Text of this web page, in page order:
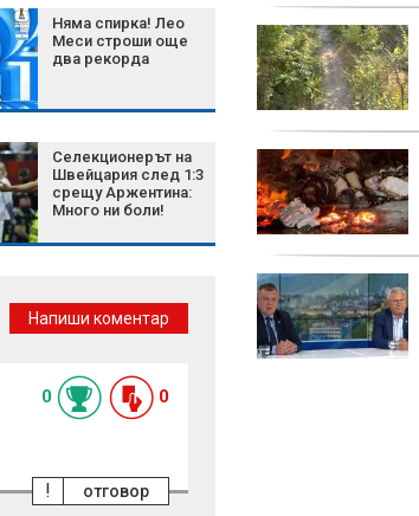
Няма спирка! Лео
Меси строши още
два рекорда
Селекционерът на
Швейцария след 1:3
срещу Аржентина:
Много ни боли!
Керемедчиев: САЩ
отказват директни
6 лесни домашни
алтернативи на
ултрапреработените
000 декара гори
изгарят всяка година
Напиши коментар
0 0
отговор
!